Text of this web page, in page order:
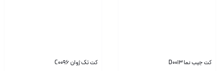
کت جیب نما D0013
کت تک ژوان C0096